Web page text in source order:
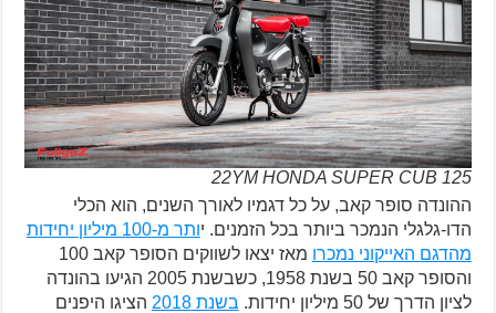
22YM HONDA SUPER CUB 125
ההונדה סופר קאב, על כל דגמיו לאורך השנים, הוא הכלי
הדו-גלגלי הנמכר ביותר בכל הזמנים. י
ותר מ-100 מיליון יחידות
מהדגם האייקוני נמכרו
מאז יצאו לשווקים הסופר קאב 100
והסופר קאב 50 בשנת 1958, כשבשנת 2005 הגיעו בהונדה
לציון הדרך של 50 מיליון יחידות.
בשנת 2018
הציגו היפנים